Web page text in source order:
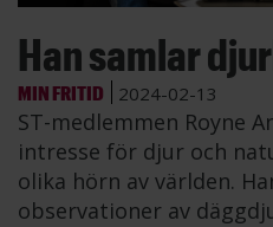
Han samlar
MIN FRITID 2024-02-13
ST-medlemmen Royne
intresse för djur och
olika hörn av världen.
observationer av